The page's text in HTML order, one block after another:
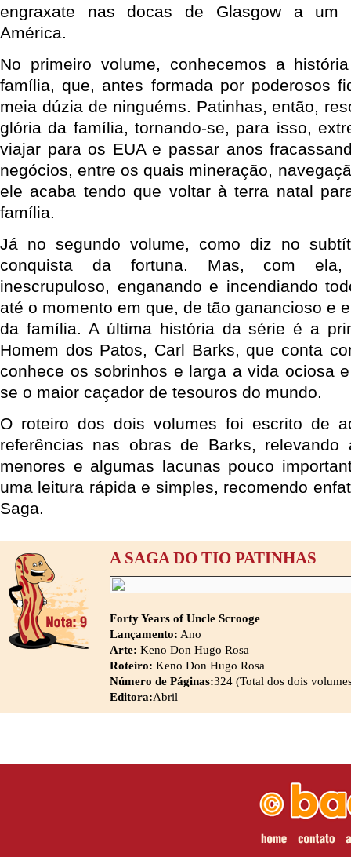
engraxate nas docas de Glasgow a um
América.
No primeiro volume, conhecemos a
família, que, antes formada por poderosos
meia dúzia de ninguéms. Patinhas, então,
glória da família, tornando-se, para isso,
viajar para os EUA e passar anos
negócios, entre os quais mineração,
ele acaba tendo que voltar à terra natal
família.
Já no segundo volume, como diz no
conquista da fortuna. Mas, com ela,
inescrupuloso, enganando e incendiando
até o momento em que, de tão ganancioso e
da família. A última história da série é a
Homem dos Patos, Carl Barks, que conta
conhece os sobrinhos e larga a vida ociosa
se o maior caçador de tesouros do mundo.
O roteiro dos dois volumes foi escrito de
referências nas obras de Barks, relevando
menores e algumas lacunas pouco
uma leitura rápida e simples, recomendo
Saga.
A SAGA DO TIO PATINHAS
Forty Years of Uncle Scrooge
Lançamento: Ano
Arte: Keno Don Hugo Rosa
Roteiro: Keno Don Hugo Rosa
Número de Páginas:324 (Total dos dois
Editora:Abril